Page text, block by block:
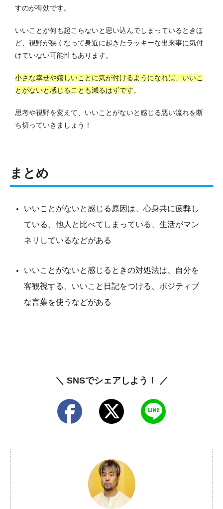
すのが有効です。
いいことが何も起こらないと思い込んでしまっているときほ
ど、視野が狭くなって身近に起きたラッキーな出来事に気付
けていない可能性もあります。
小さな幸せや嬉しいことに気が付けるようになれば、いいこ
とがないと感じることも減るはずです。
思考や視野を変えて、いいことがないと感じる悪い流れを断
ち切っていきましょう！
まとめ
いいことがないと感じる原因は、心身共に疲弊し
ている、他人と比べてしまっている、生活がマン
ネリしているなどがある
いいことがないと感じるときの対処法は、自分を
客観視する、いいこと日記をつける、ポジティブ
な言葉を使うなどがある
＼ SNSでシェアしよう！ ／